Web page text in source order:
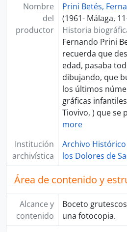
Nombre
del
productor
Prini Betés,
(1961- Málaga,
Historia
Fernando Prini
recuerda que
edad, pasaba
dibujando, que
los últimos
gráficas
Tiovivo, ) que se
more
Institución
archivística
Archivo
los Dolores de
Área de contenido y
Alcance y
contenido
Boceto
una fotocopia.